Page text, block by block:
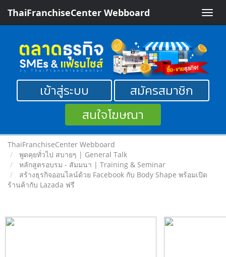
Toggle
ThaiFranchiseCenter Webboard
เข้าสู่ระบบ
สมัครสมาชิก
สนใจโฆษณา
ThaiFranchiseCenter Webboard
พูดคุยทั่วไป สบายๆ | General Talk
หลักสูตรอบรม - สัมมนา | Training & Seminar
สร้างธุรกิจออนไลน์ด้วย Facebook กับ Body Shape พร้อมเปิด
ร้านค้ากับ Lazada ฟรี